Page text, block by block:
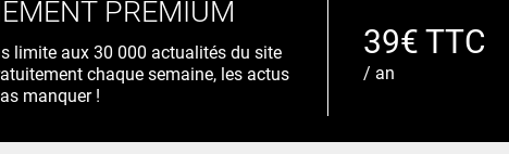
PREMIUM
limite aux 30 000 actualités du site
chaque semaine, les actus
manquer !
39€ TTC
/ an